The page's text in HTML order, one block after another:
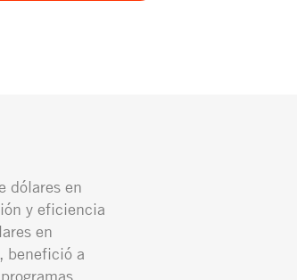
dólares en
y eficiencia
en
benefició a